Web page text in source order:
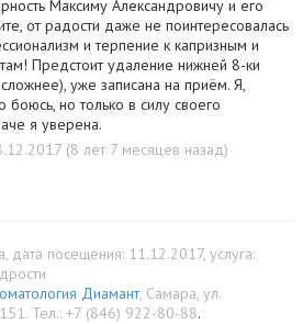
Максиму Александровичу и его
от радости даже не поинтересовалась
и терпение к капризным и
Предстоит удаление нижней 8-ки
уже записана на приём. Я,
боюсь, но только в силу своего
я уверена.
(8 лет 7 месяцев назад)
, дата посещения: 11.12.2017, услуга:
Диамант, Самара, ул.
. Тел.: +7 (846) 922-80-88.